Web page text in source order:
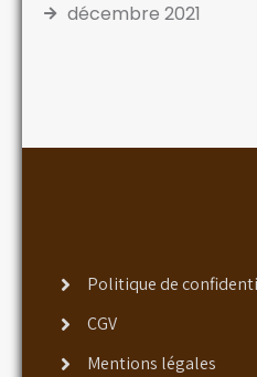
décembre 2021
Politique de
CGV
Mentions légales